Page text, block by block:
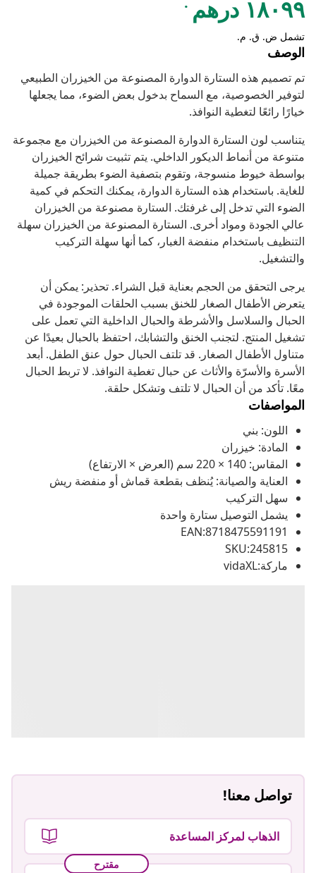
١٨٠٩٩ درهم
تشمل ض. ق. م.
الوصف
تم تصميم هذه الستارة الدوارة المصنوعة من الخيزران الطبيعي
لتوفير الخصوصية، مع السماح بدخول بعض الضوء، مما يجعلها
خيارًا رائعًا لتغطية النوافذ.
يتناسب لون الستارة الدوارة المصنوعة من الخيزران مع مجموعة
متنوعة من أنماط الديكور الداخلي. يتم تثبيت شرائح الخيزران
بواسطة خيوط منسوجة، وتقوم بتصفية الضوء بطريقة جميلة
للغاية. باستخدام هذه الستارة الدوارة، يمكنك التحكم في كمية
الضوء التي تدخل إلى غرفتك. الستارة مصنوعة من الخيزران
عالي الجودة ومواد أخرى. الستارة المصنوعة من الخيزران سهلة
التنظيف باستخدام منفضة الغبار، كما أنها سهلة التركيب
والتشغيل.
يرجى التحقق من الحجم بعناية قبل الشراء. تحذير: يمكن أن
يتعرض الأطفال الصغار للخنق بسبب الحلقات الموجودة في
الحبال والسلاسل والأشرطة والحبال الداخلية التي تعمل على
تشغيل المنتج. لتجنب الخنق والتشابك، احتفظ بالحبال بعيدًا عن
متناول الأطفال الصغار. قد تلتف الحبال حول عنق الطفل. أبعد
الأسرة والأسرّة والأثاث عن حبال تغطية النوافذ. لا تربط الحبال
معًا. تأكد من أن الحبال لا تلتف وتشكل حلقة.
المواصفات
اللون: بني
المادة: خيزران
المقاس: 140 × 220 سم (العرض × الارتفاع)
العناية والصيانة: يُنظف بقطعة قماش أو منفضة ريش
سهل التركيب
يشمل التوصيل ستارة واحدة
EAN:8718475591191
SKU:245815
ماركة:vidaXL
تواصل معنا!
الذهاب لمركز المساعدة
مقترح